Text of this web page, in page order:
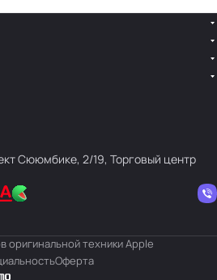
Сююмбике, 2/19, Торговый центр
оригинальной техники Apple
Оферта